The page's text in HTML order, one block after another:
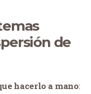
de
hacerlo a mano: